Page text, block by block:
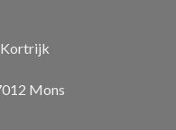
Kortrijk
Mons